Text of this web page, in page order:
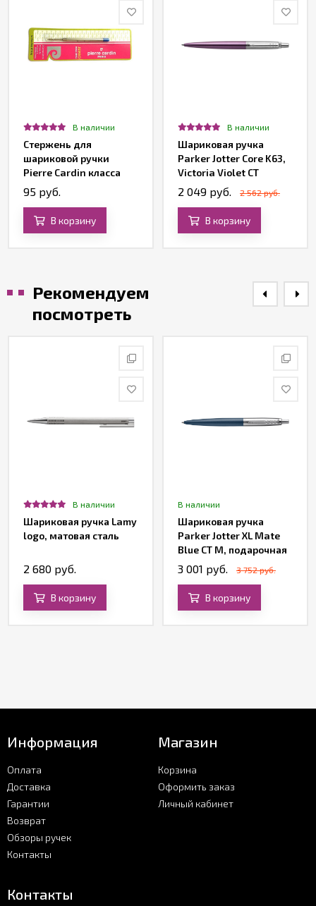
В наличии
Стержень для
шариковой ручки
Pierre Cardin класса
Economy серии Actuel,
синий
95 руб.
В корзину
В наличии
Шариковая ручка
Parker Jotter Core K63,
Victoria Violet CT
2 049 руб. 2 562 руб.
В корзину
Рекомендуем
посмотреть
В наличии
Шариковая ручка Lamy
logo, матовая сталь
2 680 руб.
В корзину
В наличии
Шариковая ручка
Parker Jotter XL Mate
Blue CT M, подарочная
коробка
3 001 руб. 3 752 руб.
В корзину
Информация
Оплата
Доставка
Гарантии
Возврат
Обзоры ручек
Контакты
Магазин
Корзина
Оформить заказ
Личный кабинет
Контакты